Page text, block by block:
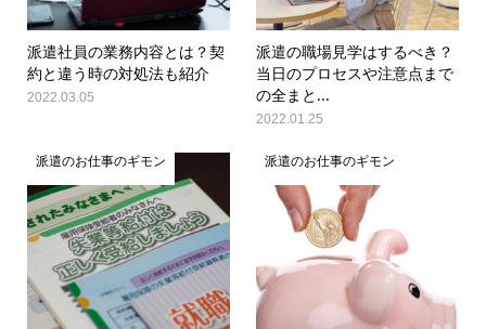
派遣社員の業務内容とは？契
約と違う時の対処法も紹介
2022.03.05
派遣の職場見学はするべき？
当日のプロセスや注意点まで
の全まと...
2022.01.25
派遣のお仕事のギモン 派遣のお仕事のギモン